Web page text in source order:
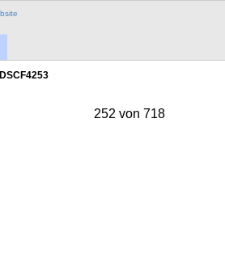
DSCF4253
252 von 718